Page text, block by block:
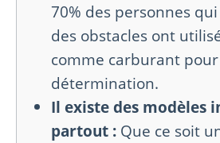
70% des personnes
des obstacles ont
comme carburant
détermination.
Il existe des modèles
partout : Que ce soit